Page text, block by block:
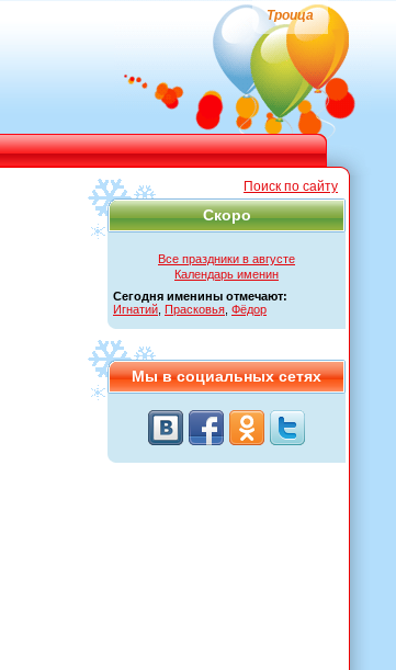
Троица
Поиск по сайту
Скоро
Все праздники в августе
Календарь именин
Сегодня именины отмечают:
Игнатий Прасковья Фёдор
Мы в социальных сетях